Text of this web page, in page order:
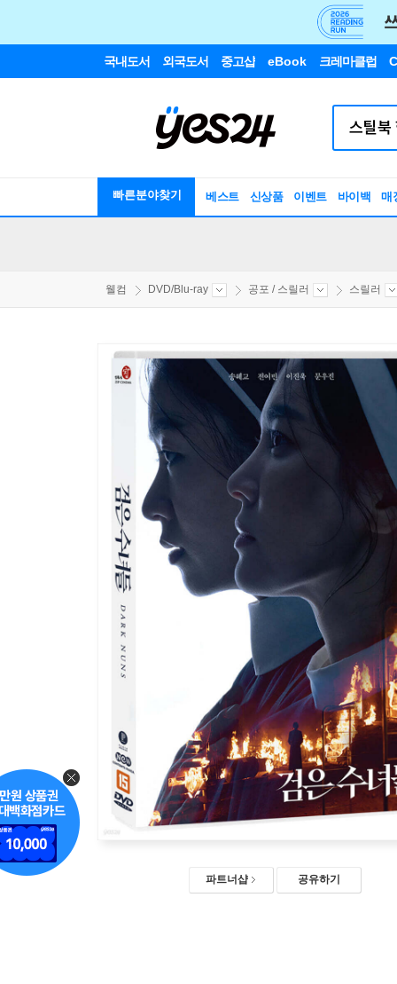
국내도서 외국도서 중고샵 eBook 크레마클럽
빠른분야찾기 베스트 신상품 이벤트 바이백 매
웰컴 DVD/Blu-ray 공포 / 스릴러 스릴러
파트너샵 공유하기